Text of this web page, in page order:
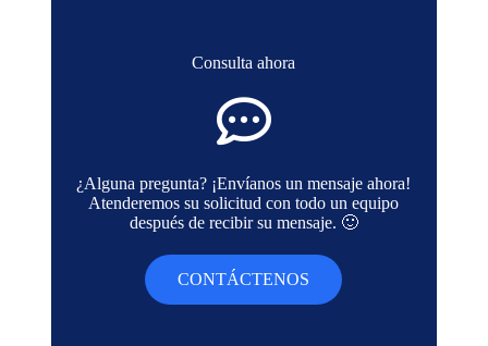
Consulta ahora
¿Alguna pregunta? ¡Envíanos un mensaje ahora!
Atenderemos su solicitud con todo un equipo
después de recibir su mensaje. 🙂
CONTÁCTENOS